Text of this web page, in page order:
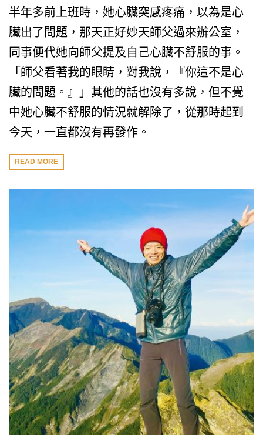
半年多前上班時，她心臟突感疼痛，以為是心
臟出了問題，那天正好妙天師父過來辦公室，
同事便代她向師父提及自己心臟不舒服的事。
「師父看著我的眼睛，對我說，『你這不是心
臟的問題。』」其他的話也沒有多說，但不覺
中她心臟不舒服的情況就解除了，從那時起到
今天，一直都沒有再發作。
READ MORE